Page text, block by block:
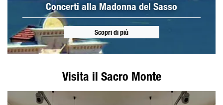
Concerti alla Madonna del Sasso
Scopri di più
Visita il Sacro Monte